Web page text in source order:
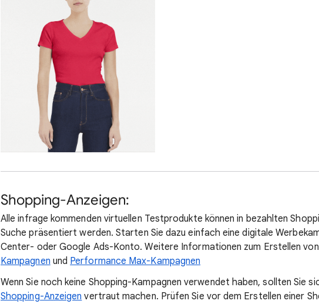
Shopping-Anzeigen:
Alle infrage kommenden virtuellen Testprodukte können in bezahlten
Suche präsentiert werden. Starten Sie dazu einfach eine digitale
Center- oder Google Ads-Konto. Weitere Informationen zum Erstellen von
Kampagnen und Performance Max-Kampagnen
Wenn Sie noch keine Shopping-Kampagnen verwendet haben, sollten Sie
Shopping-Anzeigen vertraut machen. Prüfen Sie vor dem Erstellen einer